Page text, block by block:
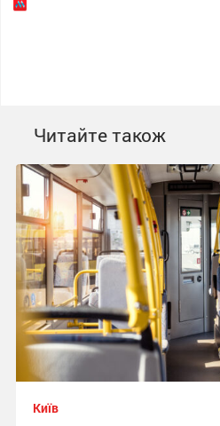
Читайте також
Київ